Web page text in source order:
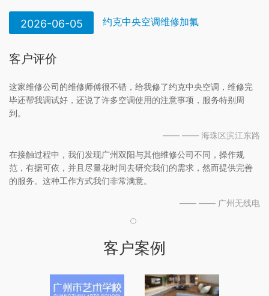
2026-06-05 约克中央空调维修加氟
客户评价
这家维修公司的维修师傅很不错，给我修了约克中央空调，维修完
毕还帮我调试好，还说了许多空调使用的注意事项，服务特别周
到。
—— —— 海珠区滨江东路
在接触过程中，我们发现广州双阳与其他维修公司不同，操作规
范，有据可依，并且尽量花时间去研究我们的需求，然而提供完善
的服务。这种工作方式我们非常满意。
—— —— 广州无线电
客户案例